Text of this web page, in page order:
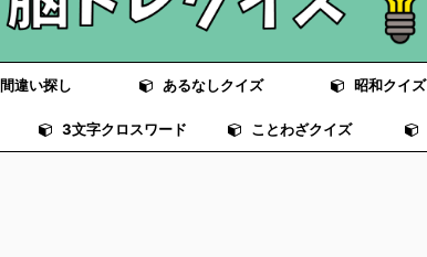
間違い探し あるなしクイズ 昭和クイズ
3文字クロスワード ことわざクイズ